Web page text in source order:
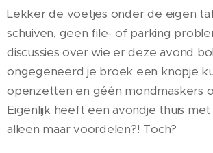
Lekker de voetjes onder de eigen
schuiven, geen file- of parking
discussies over wie er deze avond
ongegeneerd je broek een knopje
openzetten en géén mondmaskers
Eigenlijk heeft een avondje thuis
alleen maar voordelen?! Toch?